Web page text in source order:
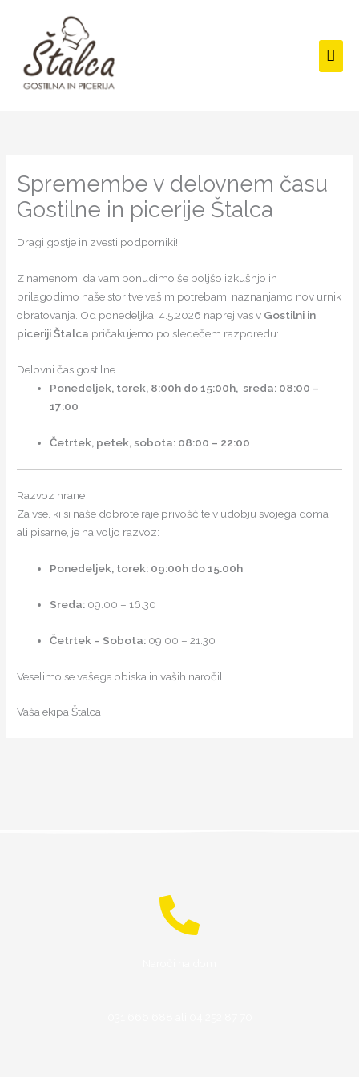
content
Spremembe v delovnem času
Gostilne in picerije Štalca
Dragi gostje in zvesti podporniki!
Z namenom, da vam ponudimo še boljšo izkušnjo in
prilagodimo naše storitve vašim potrebam, naznanjamo nov urnik
obratovanja. Od ponedeljka, 4.5.2026 naprej vas v Gostilni in
piceriji Štalca pričakujemo po sledečem razporedu:
Delovni čas gostilne
Ponedeljek, torek, 8:00h do 15:00h, sreda: 08:00 –
17:00
Četrtek, petek, sobota: 08:00 – 22:00
Razvoz hrane
Za vse, ki si naše dobrote raje privoščite v udobju svojega doma
ali pisarne, je na voljo razvoz:
Ponedeljek, torek: 09:00h do 15.00h
Sreda: 09:00 – 16:30
Četrtek – Sobota: 09:00 – 21:30
Veselimo se vašega obiska in vaših naročil!
Vaša ekipa Štalca